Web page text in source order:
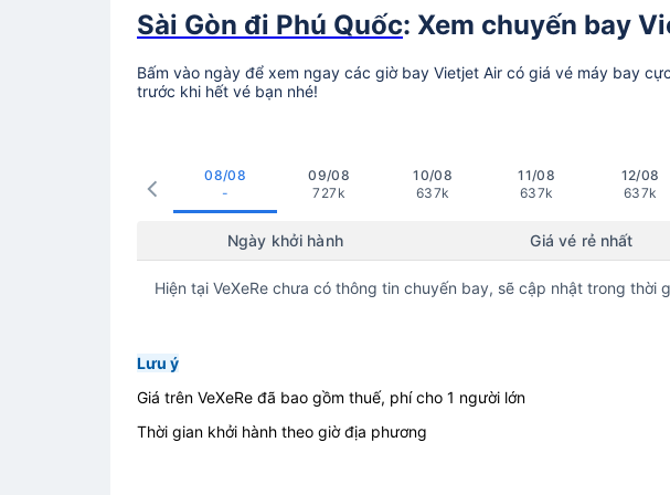
Sài Gòn đi Phú Quốc: Xem chuyến bay
Bấm vào ngày để xem ngay các giờ bay Vietjet Air có giá vé máy bay
trước khi hết vé bạn nhé!
08/08
-
09/08
727k
10/08
637k
11/08
637k
12/08
637k
Ngày khởi hành Giá vé rẻ nhất
Hiện tại VeXeRe chưa có thông tin chuyến bay, sẽ cập nhật trong thời
Lưu ý
Giá trên VeXeRe đã bao gồm thuế, phí cho 1 người lớn
Thời gian khởi hành theo giờ địa phương